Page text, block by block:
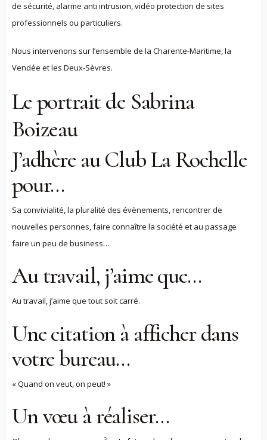
de sécurité, alarme anti intrusion, vidéo protection de sites
professionnels ou particuliers.
Nous intervenons sur l’ensemble de la Charente-Maritime, la
Vendée et les Deux-Sèvres.
Le portrait de Sabrina
Boizeau
J’adhère au Club La Rochelle
pour…
Sa convivialité, la pluralité des évènements, rencontrer de
nouvelles personnes, faire connaître la société et au passage
faire un peu de business…
Au travail, j’aime que…
Au travail, j’aime que tout soit carré.
Une citation à afficher dans
votre bureau…
« Quand on veut, on peut! »
Un vœu à réaliser…